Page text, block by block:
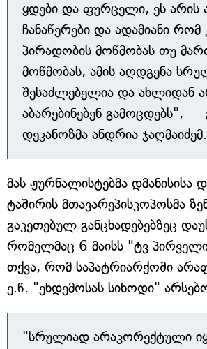
ყდები და ფურცელი, ეს არის
ჩანაწერები და ადამიანი რომ
პირადობის მოწმობას თუ
მოწმობას, ამის აღდგენა
შესაძლებელია და ახლიდან
აბარებინებენ გამოცდებს", —
დეკანოზმა ანდრია ჯაღმაიძემ.
მას ჟურნალისტებმა დმანისისა
ტაშირის მთავარეპისკოპოსმა
გაკეთებულ განცხადებებზეც
რომელმაც 6 მაისს "ტვ
თქვა, რომ საპატრიარქოში
ე.წ. "ენდემოსას სინოდი"
"სრულიად არაკორექტული